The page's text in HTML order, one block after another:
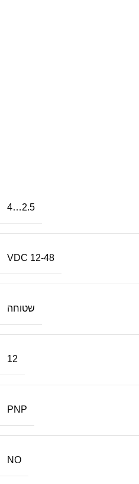
2.5…4
12-48 VDC
שטוחה
12
PNP
NO